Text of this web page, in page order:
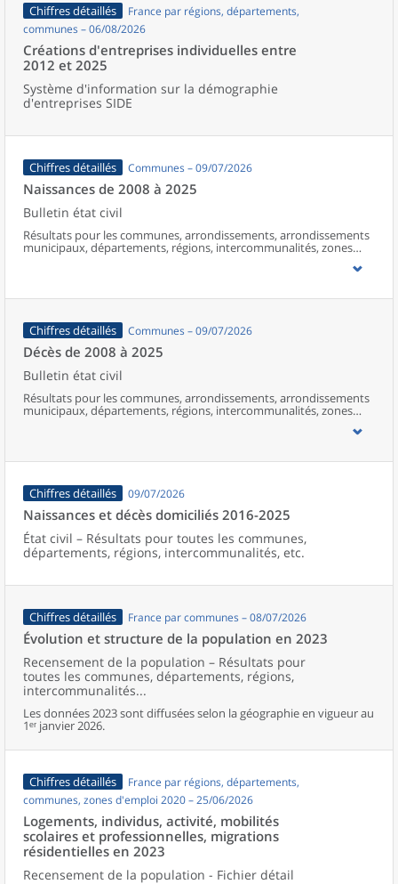
Chiffres détaillés
France par régions, départements,
communes – 06/08/2026
Créations d'entreprises individuelles entre
2012 et 2025
Système d'information sur la démographie
d'entreprises SIDE
Chiffres détaillés Communes – 09/07/2026
Naissances de 2008 à 2025
Bulletin état civil
Résultats pour les communes, arrondissements, arrondissements
municipaux, départements, régions, intercommunalités, zones
d’emploi, bassins de vie, unités urbaines et aires d’attraction des
Chiffres détaillés Communes – 09/07/2026
Décès de 2008 à 2025
Bulletin état civil
Résultats pour les communes, arrondissements, arrondissements
municipaux, départements, régions, intercommunalités, zones
d’emploi, bassins de vie, unités urbaines et aires d’attraction des
Chiffres détaillés 09/07/2026
Naissances et décès domiciliés 2016-2025
État civil – Résultats pour toutes les communes,
départements, régions, intercommunalités, etc.
Chiffres détaillés France par communes – 08/07/2026
Évolution et structure de la population en 2023
Recensement de la population – Résultats pour
toutes les communes, départements, régions,
intercommunalités...
Les données 2023 sont diffusées selon la géographie en vigueur au
1ᵉʳ janvier 2026.
Chiffres détaillés
France par régions, départements,
communes, zones d'emploi 2020 – 25/06/2026
Logements, individus, activité, mobilités
scolaires et professionnelles, migrations
résidentielles en 2023
Recensement de la population - Fichier détail